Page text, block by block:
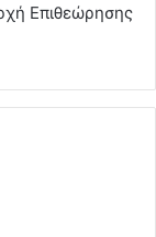
Επιθεώρησης